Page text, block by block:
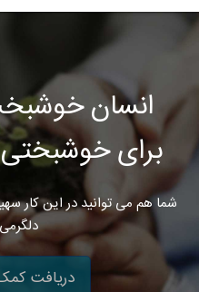
انسان
برای
شما هم می توانید در این کار
دریافت